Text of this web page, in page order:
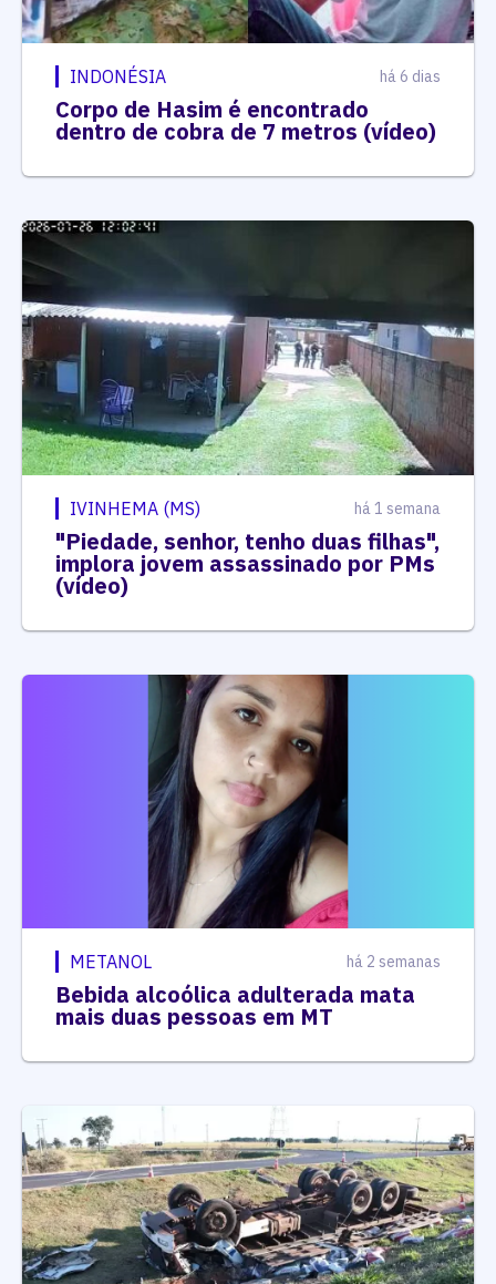
INDONÉSIA há 6 dias
Corpo de Hasim é encontrado
dentro de cobra de 7 metros (vídeo)
IVINHEMA (MS) há 1 semana
"Piedade, senhor, tenho duas filhas",
implora jovem assassinado por PMs
(vídeo)
METANOL há 2 semanas
Bebida alcoólica adulterada mata
mais duas pessoas em MT